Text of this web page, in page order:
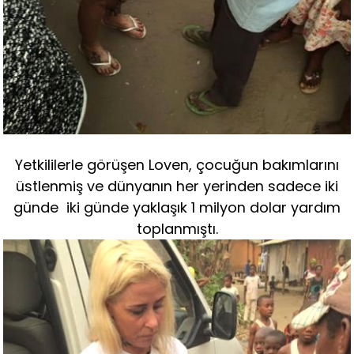
Yetkililerle görüşen Loven, çocuğun bakımlarını
üstlenmiş ve dünyanın her yerinden sadece iki
günde iki günde yaklaşık 1 milyon dolar yardım
toplanmıştı.